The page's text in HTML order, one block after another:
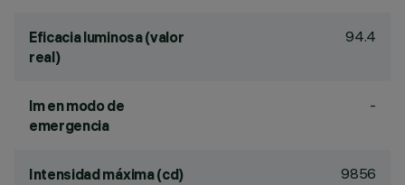
Eficacia luminosa (valor
real)
94.4
lm en modo de
emergencia
-
Intensidad máxima (cd) 9856